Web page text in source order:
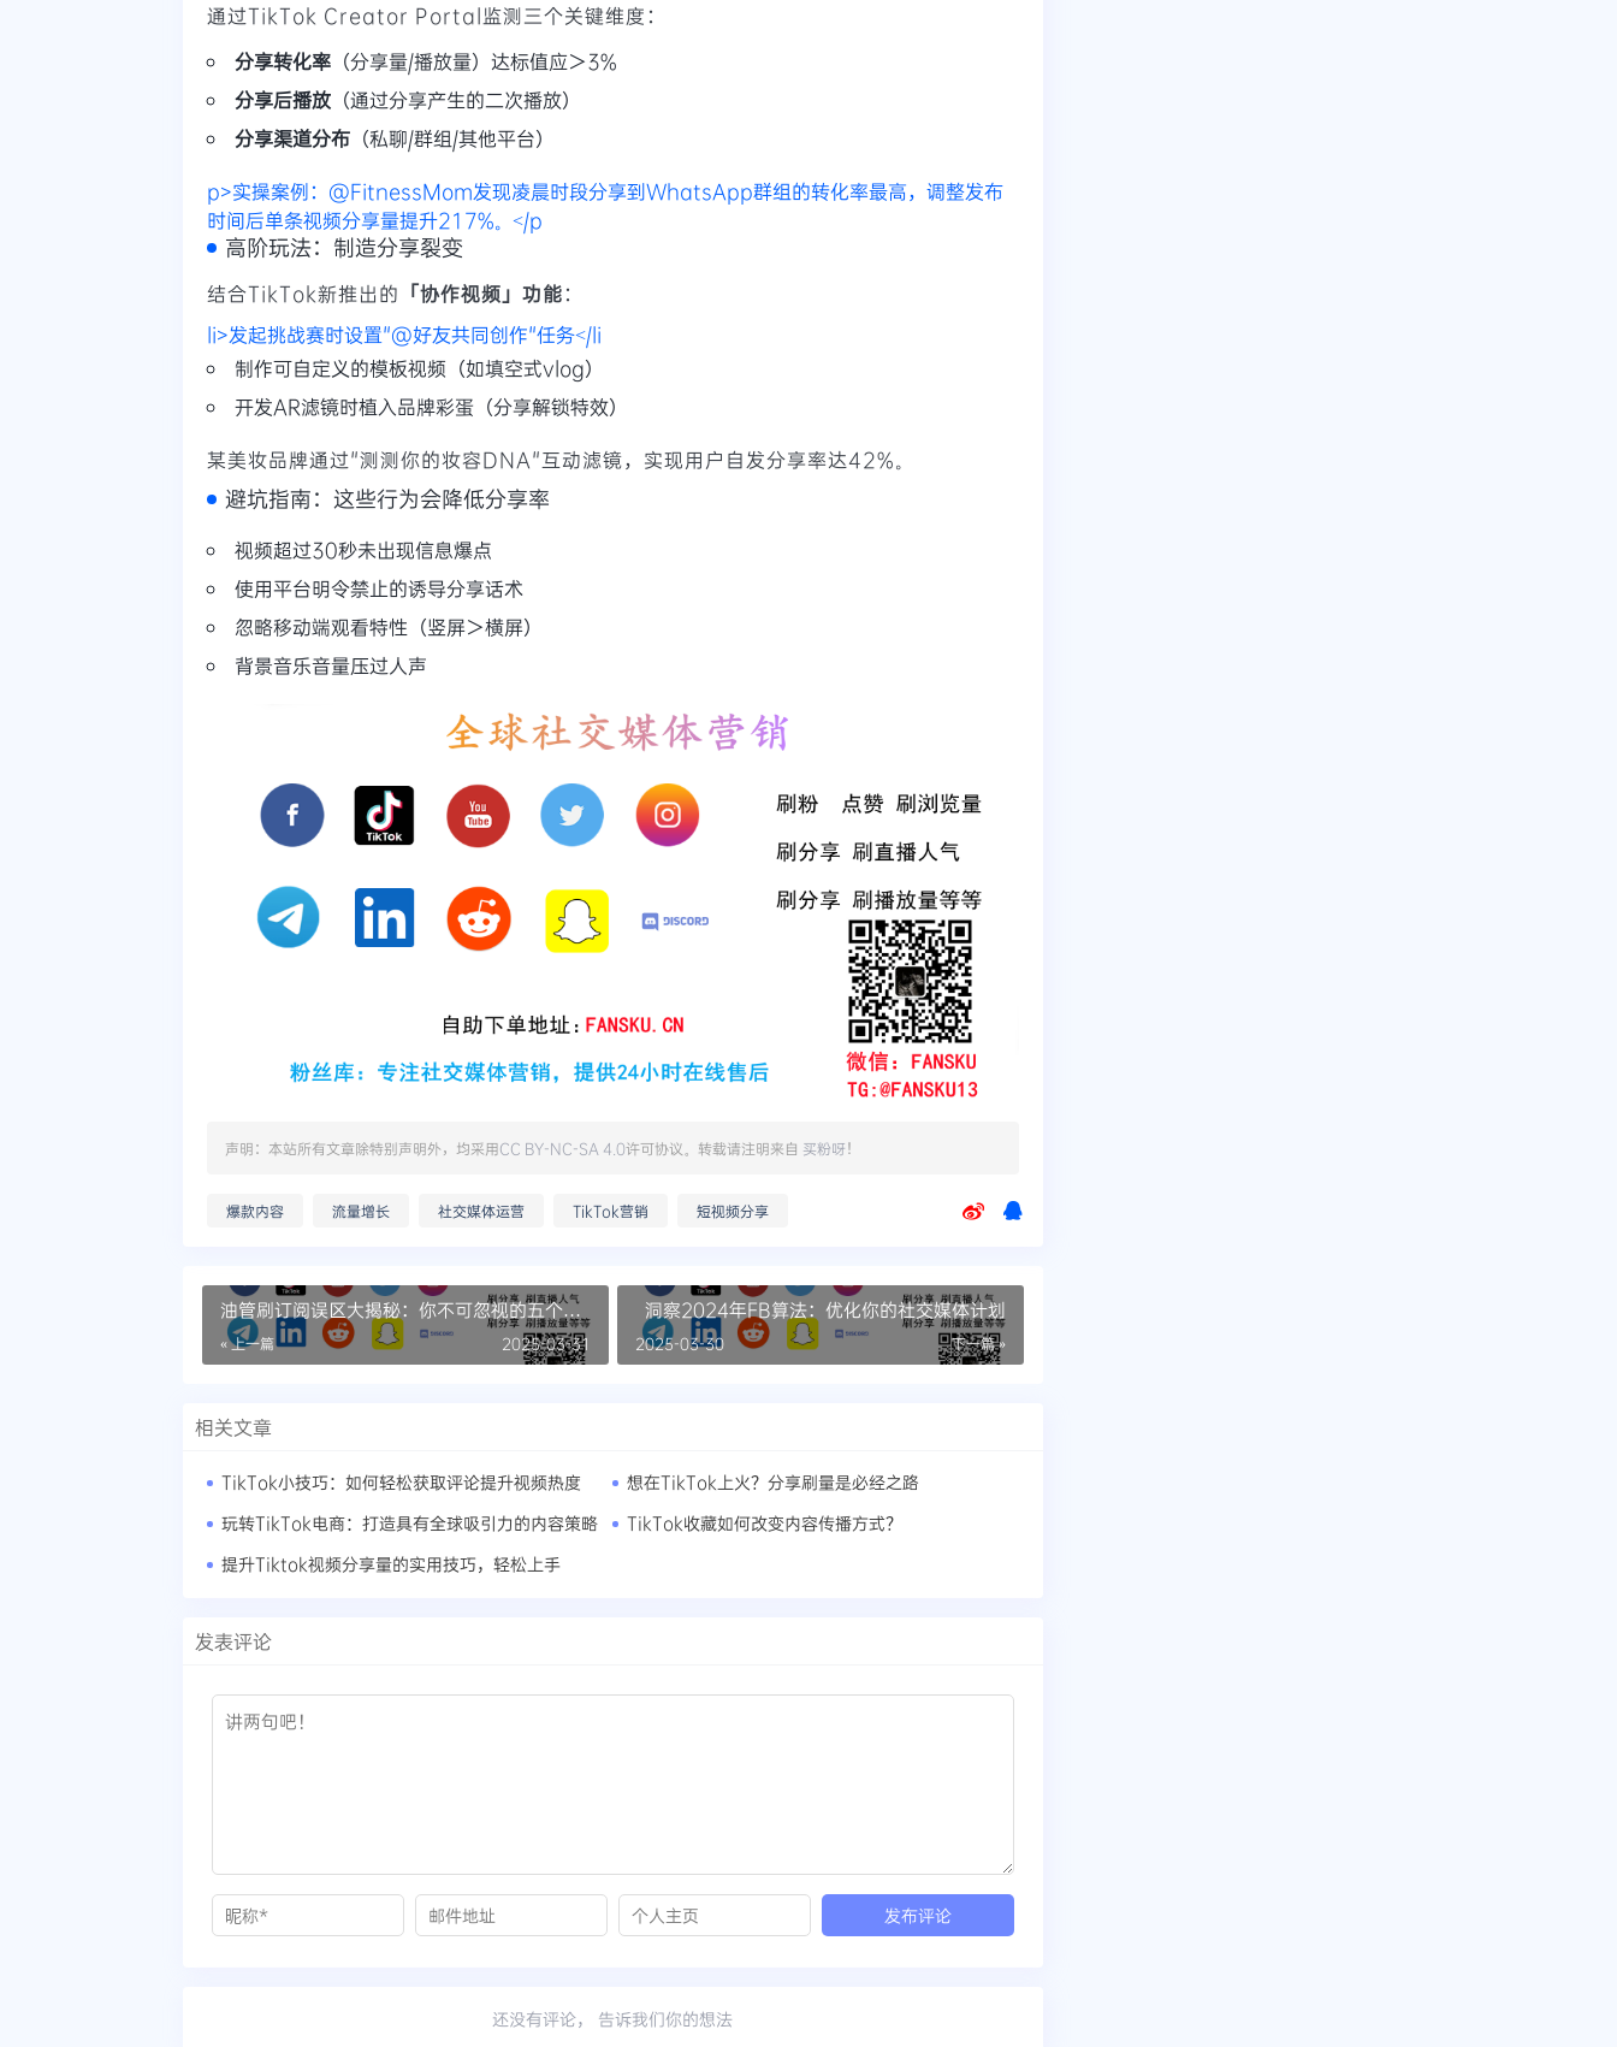
通过TikTok Creator Portal监测三个关键维度：
分享转化率 （分享量/播放量）达标值应＞3%
分享后播放 （通过分享产生的二次播放）
分享渠道分布 （私聊/群组/其他平台）
p>实操案例：@FitnessMom发现凌晨时段分享到WhatsApp群组的转化率最高，调整发布
时间后单条视频分享量提升217%。</p
高阶玩法：制造分享裂变
结合TikTok新推出的 「协作视频」功能：
li>发起挑战赛时设置"@好友共同创作"任务</li
制作可自定义的模板视频（如填空式vlog）
开发AR滤镜时植入品牌彩蛋（分享解锁特效）
某美妆品牌通过"测测你的妆容DNA"互动滤镜，实现用户自发分享率达42%。
避坑指南：这些行为会降低分享率
视频超过30秒未出现信息爆点
使用平台明令禁止的诱导分享话术
忽略移动端观看特性（竖屏＞横屏）
背景音乐音量压过人声
声明：本站所有文章除特别声明外，均采用CC BY-NC-SA 4.0许可协议。转载请注明来自 买粉呀！
爆款内容 流量增长 社交媒体运营 TikTok营销 短视频分享
油管刷订阅误区大揭秘：你不可忽视的五个真
相
« 上一篇 2025-03-31
洞察2024年FB算法：优化你的社交媒体计划
下一篇 »
2025-03-30
相关文章
TikTok小技巧：如何轻松获取评论提升视频热度
想在TikTok上火？分享刷量是必经之路
玩转TikTok电商：打造具有全球吸引力的内容策略
TikTok收藏如何改变内容传播方式？
提升Tiktok视频分享量的实用技巧，轻松上手
发表评论
还没有评论， 告诉我们你的想法